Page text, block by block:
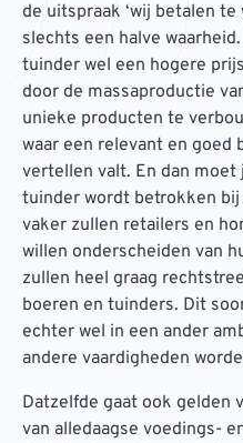
de uitspraak ‘wij betalen te
slechts een halve
tuinder wel een hogere
door de massaproductie
unieke producten te
waar een relevant en goed
vertellen valt. En dan moet
tuinder wordt betrokken bij
vaker zullen retailers en
willen onderscheiden van
zullen heel graag
boeren en tuinders. Dit
echter wel in een ander
andere vaardigheden
Datzelfde gaat ook gelden
van alledaagse voedings-